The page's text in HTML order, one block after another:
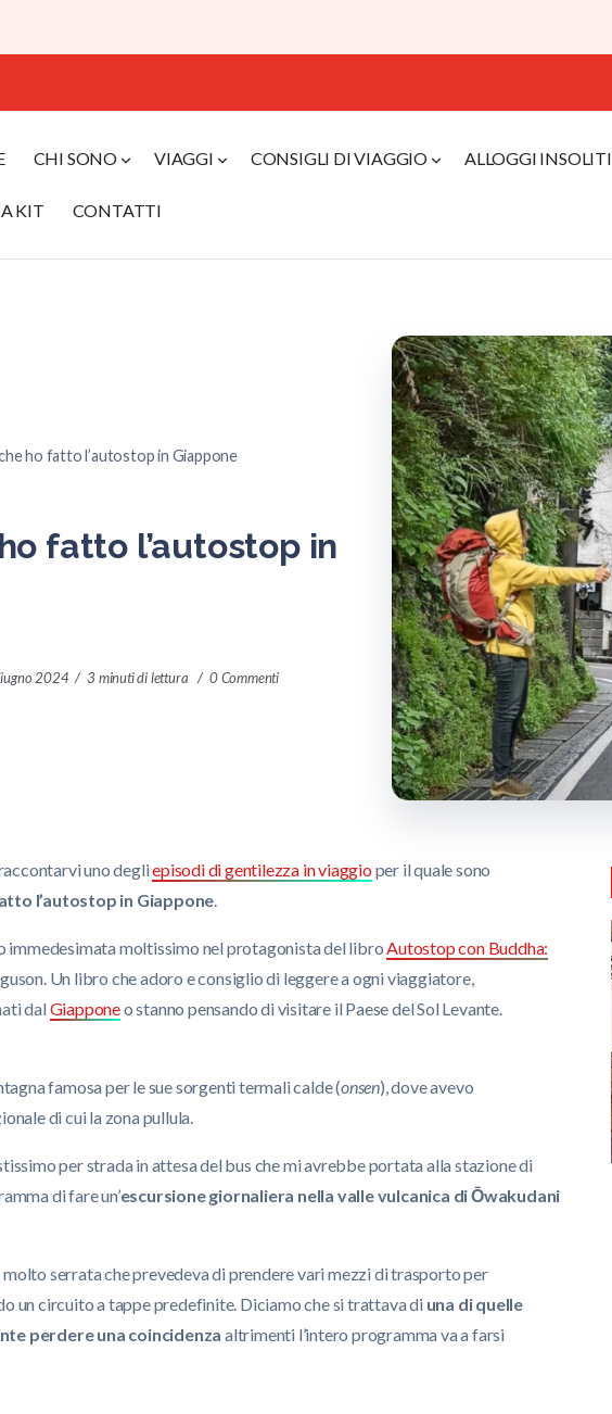
CHI SONO VIAGGI CONSIGLI DI VIAGGIO ALLOGGI INSOLITI
KIT CONTATTI
ho fatto l’autostop in Giappone
fatto l’autostop in
2024 3 minuti di lettura 0 Commenti
uno degliepisodi di gentilezza in viaggio per il quale sono
l’autostop in Giappone.
immedesimata moltissimo nel protagonista del libroAutostop con Buddha:
Un libro che adoro e consiglio di leggere a ogni viaggiatore,
dal Giapponeo stanno pensando di visitare il Paese del Sol Levante.
famosa per le sue sorgenti termali calde (onsen), dove avevo
di cui la zona pullula.
per strada in attesa del bus che mi avrebbe portata alla stazione di
di fare un’escursione giornaliera nella valle vulcanica di Ōwakudani
serrata che prevedeva di prendere vari mezzi di trasporto per
un circuito a tappe predefinite. Diciamo che si trattava di una di quelle
perdere una coincidenza altrimenti l’intero programma va a farsi